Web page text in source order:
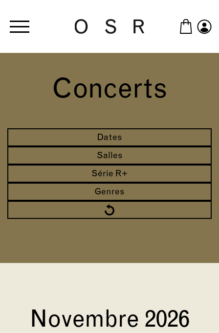
Concerts
Dates
Salles
Série R+
Genres
Novembre 2026